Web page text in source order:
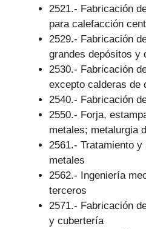
2521.- Fabricación
para calefacción
2529.- Fabricación
grandes depósitos y
2530.- Fabricación
excepto calderas de
2540.- Fabricación
2550.- Forja,
metales; metalurgia
2561.- Tratamiento
metales
2562.- Ingeniería
terceros
2571.- Fabricación
y cubertería